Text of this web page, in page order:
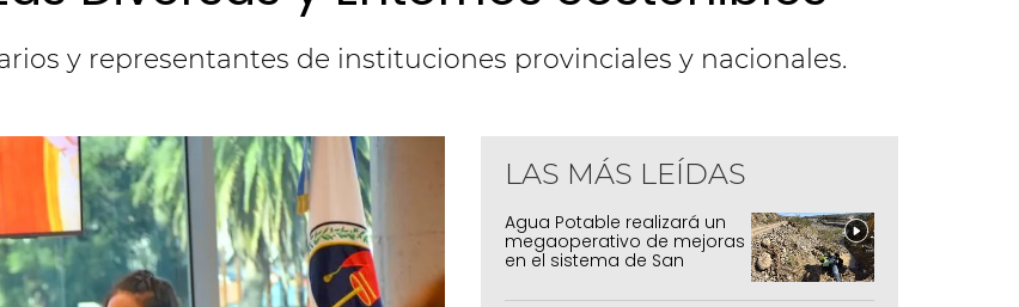
y representantes de instituciones provinciales y nacionales.
LAS MÁS LEÍDAS
Agua Potable realizará un
megaoperativo de mejoras
en el sistema de San